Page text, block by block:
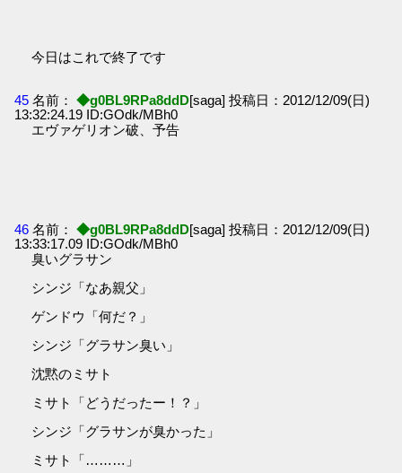
今日はこれで終了です
45 名前： ◆g0BL9RPa8ddD[saga] 投稿日：2012/12/09(日)
13:32:24.19 ID:GOdk/MBh0
エヴァゲリオン破、予告
46 名前： ◆g0BL9RPa8ddD[saga] 投稿日：2012/12/09(日)
13:33:17.09 ID:GOdk/MBh0
臭いグラサン
シンジ「なあ親父」
ゲンドウ「何だ？」
シンジ「グラサン臭い」
沈黙のミサト
ミサト「どうだったー！？」
シンジ「グラサンが臭かった」
ミサト「………」